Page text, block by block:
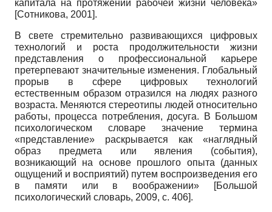
капитала на протяжении рабочей жизни человека»
[Сотникова, 2001].
В свете стремительно развивающихся цифровых
технологий и роста продолжительности жизни
представления о профессиональной карьере
претерпевают значительные изменения. Глобальный
прорыв в сфере цифровых технологий
естественным образом отразился на людях разного
возраста. Меняются стереотипы людей относительно
работы, процесса потребления, досуга. В Большом
психологическом словаре значение термина
«представление» раскрывается как «наглядный
образ предмета или явления (события),
возникающий на основе прошлого опыта (данных
ощущений и восприятий) путем воспроизведения его
в памяти или в воображении»
[Большой
психологический словарь, 2009, с. 406].